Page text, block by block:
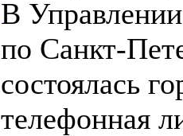
В
по Санкт-
состоялась
телефонная